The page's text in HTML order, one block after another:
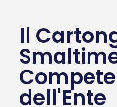
Il
dell'Ente